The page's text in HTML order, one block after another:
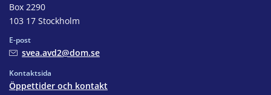
Box 2290
103 17 Stockholm
E-post
svea.avd2@dom.se
Kontaktsida
Öppettider och kontakt